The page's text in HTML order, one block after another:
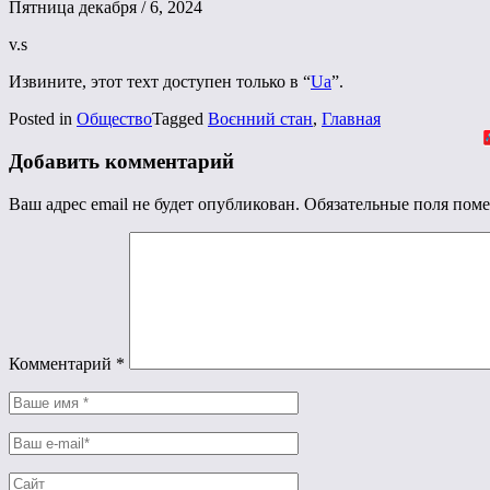
Пятница декабря / 6, 2024
v.s
Извините, этот техт доступен только в “Ua”.
Posted in ОбществоTagged Воєнний стан, Главная
Добавить комментарий
Ваш адрес email не будет опубликован. Обязательные поля
Комментарий *